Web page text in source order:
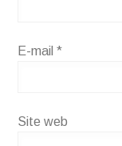
E-mail*
Site web